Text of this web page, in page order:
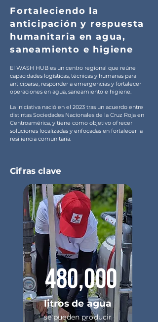
Fortaleciendo la
anticipación y respuesta
humanitaria en agua,
saneamiento e higiene
El WASH HUB es un centro regional que reúne
capacidades logísticas, técnicas y humanas para
anticiparse, responder a emergencias y fortalecer
operaciones en agua, saneamiento e higiene.
La iniciativa nació en el 2023 tras un acuerdo entre
distintas Sociedades Nacionales de la Cruz Roja en
Centroamérica, y tiene como objetivo ofrecer
soluciones localizadas y enfocadas en fortalecer la
resiliencia comunitaria.
Cifras clave
480,000
litros de agua
se pueden producir